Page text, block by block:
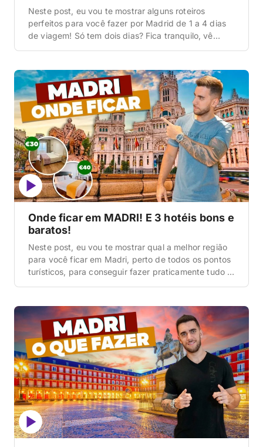
Neste post, eu vou te mostrar alguns roteiros
perfeitos para você fazer por Madrid de 1 a 4 dias
de viagem! Só tem dois dias? Fica tranquilo, vê
bacana já com as regiões, conhecendo os pontos
[…]
Onde ficar em MADRI! E 3 hotéis bons e
baratos!
Neste post, eu vou te mostrar qual a melhor região
para você ficar em Madri, perto de todos os pontos
turísticos, para conseguir fazer praticamente tudo a
conhecemos, que são opções que cabem no bolso
de todo mundo, com ótima […]